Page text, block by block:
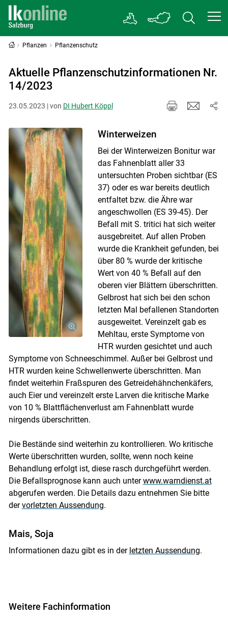
Skip to main content
Pflanzen Pflanzenschutz
Aktuelle Pflanzenschutzinformationen Nr.
14/2023
23.05.2023 | von DI Hubert Köppl
Winterweizen
Bei der Winterweizen Bonitur war
das Fahnenblatt aller 33
untersuchten Proben sichtbar (ES
37) oder es war bereits deutlich
entfaltet bzw. die Ähre war
angeschwollen (ES 39-45). Der
Befall mit S. tritici hat sich weiter
ausgebreitet. Auf allen Proben
wurde die Krankheit gefunden, bei
über 80 % wurde der kritische
Wert von 40 % Befall auf den
oberen vier Blättern überschritten.
Gelbrost hat sich bei den schon
letzten Mal befallenen Standorten
ausgeweitet. Vereinzelt gab es
Mehltau, erste Symptome von
HTR wurden gesichtet und auch
Symptome von Schneeschimmel. Außer bei Gelbrost und
HTR wurden keine Schwellenwerte überschritten. Man
findet weiterhin Fraßspuren des Getreidehähnchenkäfers,
auch Eier und vereinzelt erste Larven die kritische Marke
von 10 % Blattflächenverlust am Fahnenblatt wurde
nirgends überschritten.
Die Bestände sind weiterhin zu kontrollieren. Wo kritische
Werte überschritten wurden, sollte, wenn noch keine
Behandlung erfolgt ist, diese rasch durchgeführt werden.
Die Befallsprognose kann auch unterwww.warndienst.at
abgerufen werden. Die Details dazu entnehmen Sie bitte
dervorletzten Aussendung.
Mais, Soja
Informationen dazu gibt es in der letzten Aussendung.
Weitere Fachinformation